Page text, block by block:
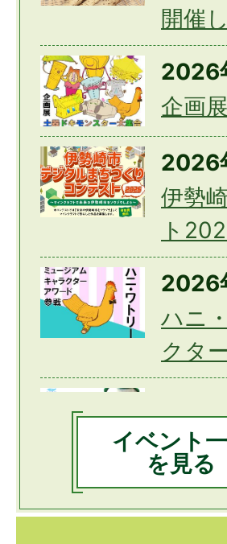
2026年07月31日
令和8年度「iミ
2026年07月31日
熊本地震災害の
2026年07月31日
市長日記を更新
開催
2026
企画
2026
伊勢
ト
2026
ハニ
クタ
くわ
るキ
2026
イベント
を見る